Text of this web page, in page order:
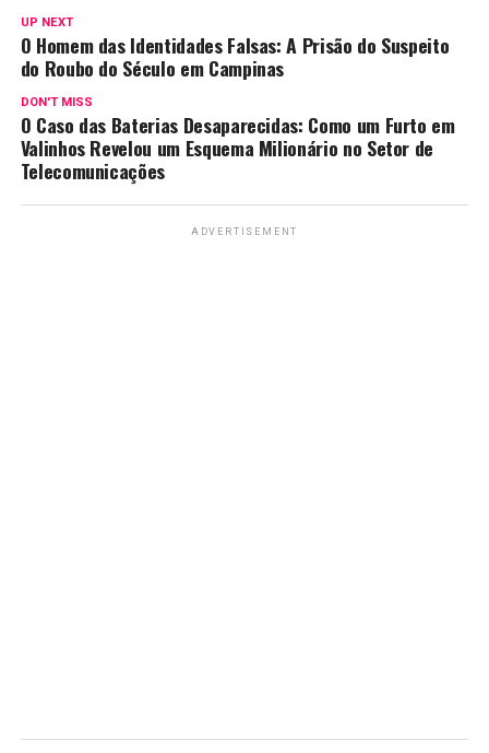
UP NEXT
O Homem das Identidades Falsas: A Prisão do Suspeito
do Roubo do Século em Campinas
DON'T MISS
O Caso das Baterias Desaparecidas: Como um Furto em
Valinhos Revelou um Esquema Milionário no Setor de
Telecomunicações
ADVERTISEMENT